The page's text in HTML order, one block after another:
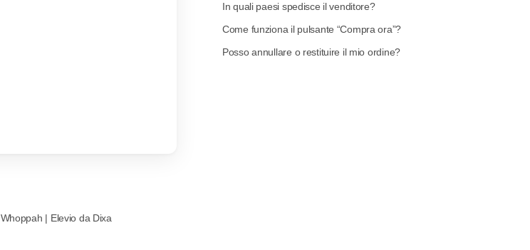
In quali paesi spedisce il venditore?
Come funziona il pulsante “Compra ora”?
Posso annullare o restituire il mio ordine?
Whoppah | Elevio da Dixa